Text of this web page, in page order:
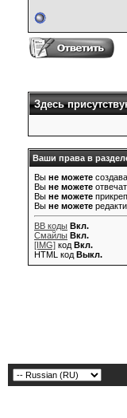
Здесь
Ваши права в
Вы не можете
Вы не можете
Вы не можете
Вы не можете
BB коды Вкл.
Смайлы Вкл.
[IMG] код Вкл.
HTML код Выкл.